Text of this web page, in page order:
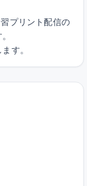
プリント配信の
す。